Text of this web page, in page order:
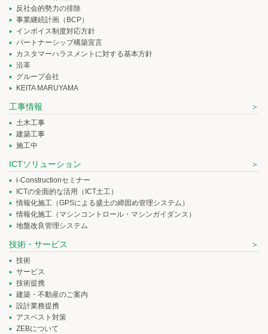
反社会的勢力の排除
事業継続計画（BCP）
インボイス制度対応方針
パートナーシップ構築宣言
カスタマーハラスメントに対する基本方針
沿革
グループ会社
KEITA MARUYAMA
工事情報
土木工事
建築工事
施工中
ICTソリューション
i-Constructionセミナー
ICTの全面的な活用（ICT土工）
情報化施工（GPSによる盛土の締固め管理システム）
情報化施工（マシンコントロール・マシンガイダンス）
地盤改良管理システム
技術・サービス
技術
サービス
技術提携
建築・不動産のご案内
設計業務提携
アスベスト対策
ZEBについて